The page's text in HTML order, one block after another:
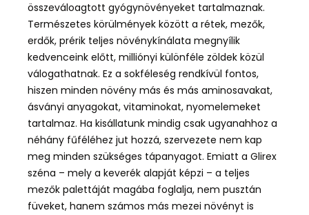
összeváloagtott gyógynövényeket tartalmaznak.
Természetes körülmények között a rétek, mezők,
erdők, prérik teljes növénykínálata megnyílik
kedvenceink előtt, milliónyi különféle zöldek közül
válogathatnak. Ez a sokféleség rendkívül fontos,
hiszen minden növény más és más aminosavakat,
ásványi anyagokat, vitaminokat, nyomelemeket
tartalmaz. Ha kisállatunk mindig csak ugyanahhoz a
néhány fűféléhez jut hozzá, szervezete nem kap
meg minden szükséges tápanyagot. Emiatt a Glirex
széna – mely a keverék alapját képzi – a teljes
mezők palettáját magába foglalja, nem pusztán
füveket, hanem számos más mezei növényt is